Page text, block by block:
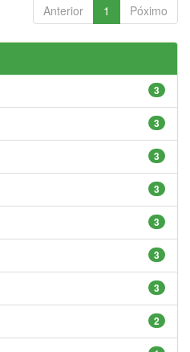
Anterior 1 Póximo
3
3
3
3
3
3
3
2